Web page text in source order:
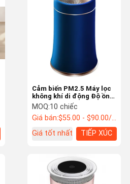
Cảm biến PM2.5 Máy lọc
không khí di động Độ ồn
thấp Máy làm sạch không
khí thông minh 24W
MOQ:10 chiếc
Giá bán:$55.00 - $90.00/Units
Giá tốt nhất
TIẾP XÚC